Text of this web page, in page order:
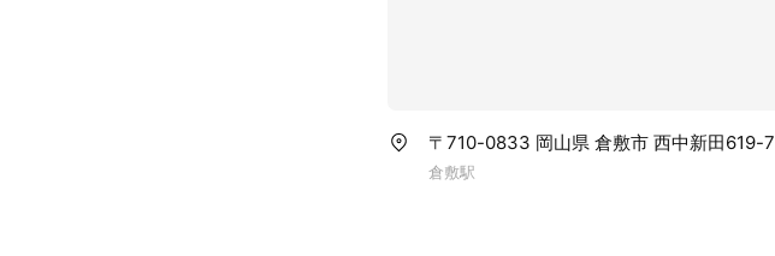
〒710-0833 岡山県 倉敷市 西中新田619-7
倉敷駅